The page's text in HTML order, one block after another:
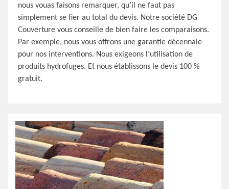
nous vouas faisons remarquer, qu’il ne faut pas
simplement se fier au total du devis. Notre société DG
Couverture vous conseille de bien faire les comparaisons.
Par exemple, nous vous offrons une garantie décennale
pour nos interventions. Nous exigeons l’utilisation de
produits hydrofuges. Et nous établissons le devis 100 %
gratuit.